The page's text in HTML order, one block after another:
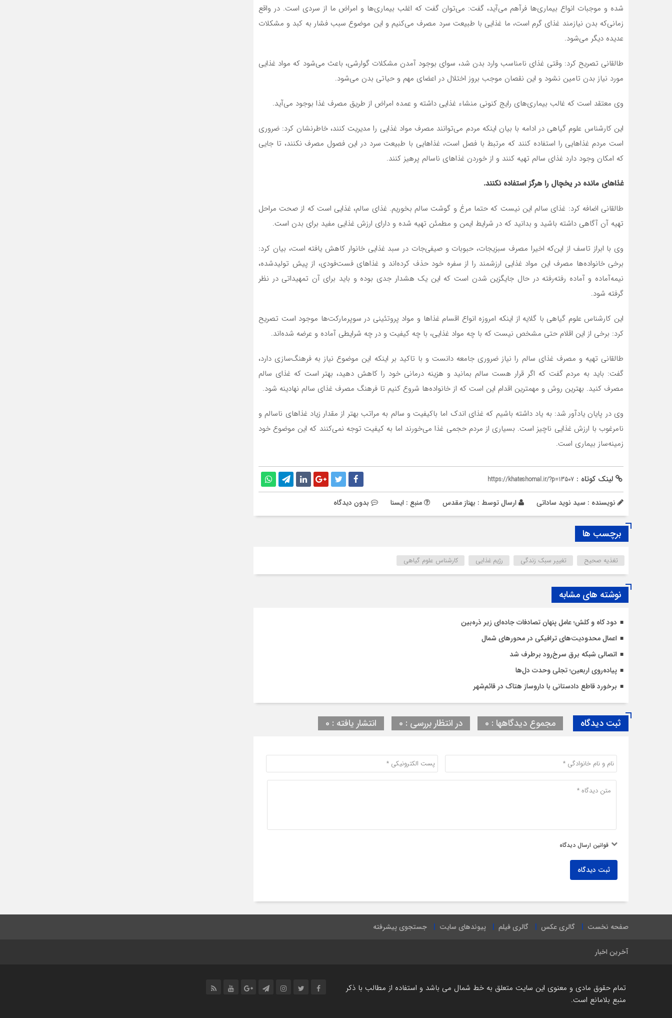
شده و موجبات انواع بیماری‌ها فرآهم می‌آید، گفت: می‌توان گفت که اغلب بیماری‌ها و امراض ما از سردی است. در واقع
زمانی‌که بدن نیازمند غذای گرم است، ما غذایی با طبیعت سرد مصرف می‌کنیم و این موضوع سبب فشار به کبد و مشکلات
عدیده دیگر می‌شود.
طالقانی تصریح کرد: وقتی غذای نامناسب وارد بدن شد، سوای بوجود آمدن مشکلات گوارشی، باعث می‌شود که مواد غذایی
مورد نیاز بدن تامین نشود و این نقصان موجب بروز اختلال در اعضای مهم و حیاتی بدن می‌شود.
وی معتقد است که غالب بیماری‌های رایج کنونی منشاء غذایی داشته و عمده امراض از طریق مصرف غذا بوجود می‌آید.
این کارشناس علوم گیاهی در ادامه با بیان اینکه مردم می‌توانند مصرف مواد غذایی را مدیریت کنند، خاطرنشان کرد: ضروری
است مردم غذاهایی را استفاده کنند که مرتبط با فصل است، غذاهایی با طبیعت سرد در این فصول مصرف نکنند، تا جایی
که امکان وجود دارد غذای سالم تهیه کنند و از خوردن غذاهای ناسالم پرهیز کنند.
غذاهای مانده در یخچال را هرگز استفاده نکنند.
طالقانی اضافه کرد: غذای سالم این نیست که حتما مرغ و گوشت سالم بخوریم. غذای سالم، غذایی است که از صحت مراحل
تهیه آن آگاهی داشته باشید و بدانید که در شرایط ایمن و مطمئن تهیه شده و دارای ارزش غذایی مفید برای بدن است.
وی با ابراز تاسف از این‌که اخیرا مصرف سبزیجات، حبوبات و صیفی‌جات در سبد غذایی خانوار کاهش یافته است، بیان کرد:
برخی خانواده‌ها مصرف این مواد غذایی ارزشمند را از سفره خود حذف کرده‌اند و غذاهای فست‌فودی، از پیش تولیدشده،
نیمه‌آماده و آماده رفته‌رفته در حال جایگزین شدن است که این یک هشدار جدی بوده و باید برای آن تمهیداتی در نظر
گرفته شود.
این کارشناس علوم گیاهی با گلایه از اینکه امروزه انواع اقسام غذاها و مواد پروتئینی در سوپرمارکت‌ها موجود است تصریح
کرد: برخی از این اقلام حتی مشخص نیست که با چه مواد غذایی، با چه کیفیت و در چه شرایطی آماده و عرضه شده‌اند.
طالقانی تهیه و مصرف غذای سالم را نیاز ضروری جامعه دانست و با تاکید بر اینکه این موضوع نیاز به فرهنگ‌سازی دارد،
گفت: باید به مردم گفت که اگر قرار هست سالم بمانید و هزینه درمانی خود را کاهش دهید، بهتر است که غذای سالم
مصرف کنید. بهترین روش و مهمترین اقدام این است که از خانواده‌ها شروع کنیم تا فرهنگ‌ مصرف غذای سالم نهادینه شود.
وی در پایان یادآور شد: به‌ یاد داشته باشیم که غذای اندک اما باکیفیت و سالم به مراتب بهتر از مقدار زیاد غذاهای ناسالم و
نامرغوب با ارزش غذایی ناچیز است. بسیاری از مردم حجمی غذا می‌خورند اما به کیفیت توجه نمی‌کنند که این موضوع خود
زمینه‌ساز بیماری است.
لینک کوتاه : https://khateshomal.ir/?p=13507
نویسنده : سید نوید ساداتی ارسال توسط : بهناز مقدس منبع : ایسنا بدون دیدگاه
برچسب ها
تغذیه صحیح تغییر سبک زندگی رژیم غذایی کارشناس علوم گیاهی
نوشته های مشابه
دود کاه و کلش؛ عامل پنهان تصادفات جاده‌ای زیر ذره‌بین
اعمال محدودیت‌‌های ترافیکی در محورهای شمال
اتصالی شبکه برق سرخ‌رود برطرف شد
پیاده‌روی اربعین؛ تجلی وحدت دل‌ها
برخورد قاطع دادستانی با داروساز هتاک در قائم‌شهر
ثبت دیدگاه مجموع دیدگاهها : 0 در انتظار بررسی : 0 انتشار یافته : 0
قوانین ارسال دیدگاه
ثبت دیدگاه
صفحه نخست گالری عکس گالری فیلم پیوندهای سایت جستجوی پیشرفته
آخرین اخبار
تمام حقوق مادی و معنوی این سایت متعلق به خط شمال می باشد و استفاده از مطالب با ذکر
منبع بلامانع است.